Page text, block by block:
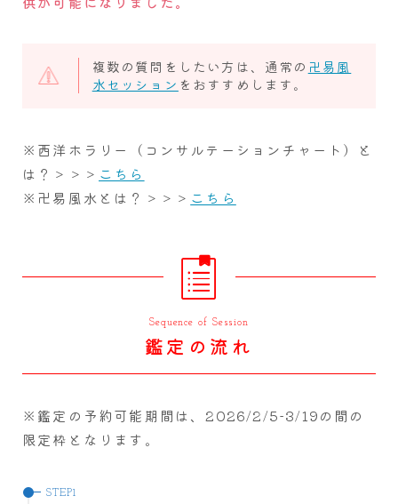
複数の質問をしたい方は、通常の 卍易風
水セッション をおすすめします。
※西洋ホラリー（コンサルテーションチャート）と
は？＞＞＞ こちら
※卍易風水とは？＞＞＞ こちら
Sequence of Session
鑑定の流れ
※鑑定の予約可能期間は、2026/2/5-3/19の間の
限定枠となります。